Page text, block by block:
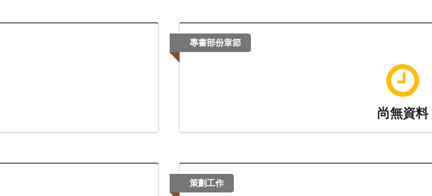
實地(澳洲昆士蘭)兩種方式: 澳洲昆士蘭大學.
專書部份章節
尚無資料
策劃工作